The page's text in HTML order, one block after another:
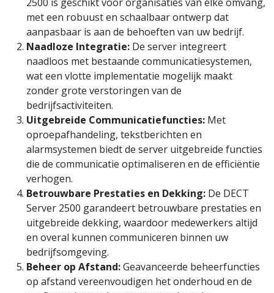
met een robuust en schaalbaar ontwerp dat
aanpasbaar is aan de behoeften van uw bedrijf.
Naadloze Integratie: De server integreert
naadloos met bestaande communicatiesystemen,
wat een vlotte implementatie mogelijk maakt
zonder grote verstoringen van de
bedrijfsactiviteiten.
Uitgebreide Communicatiefuncties: Met
oproepafhandeling, tekstberichten en
alarmsystemen biedt de server uitgebreide functies
die de communicatie optimaliseren en de efficiëntie
verhogen.
Betrouwbare Prestaties en Dekking: De DECT
Server 2500 garandeert betrouwbare prestaties en
uitgebreide dekking, waardoor medewerkers altijd
en overal kunnen communiceren binnen uw
bedrijfsomgeving.
Beheer op Afstand:Geavanceerde beheerfuncties
op afstand vereenvoudigen het onderhoud en de